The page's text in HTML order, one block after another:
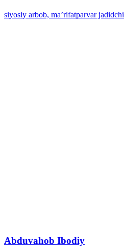
siyosiy arbob, maʼrifatparvar jadidchi
Abduvahob Ibodiy